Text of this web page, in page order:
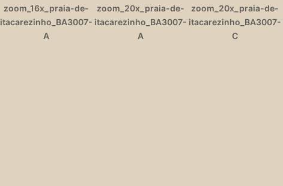
zoom_16x_praia-de-
itacarezinho_BA3007-
A
zoom_20x_praia-de-
itacarezinho_BA3007-
A
zoom_20x_praia-de-
itacarezinho_BA3007-
C